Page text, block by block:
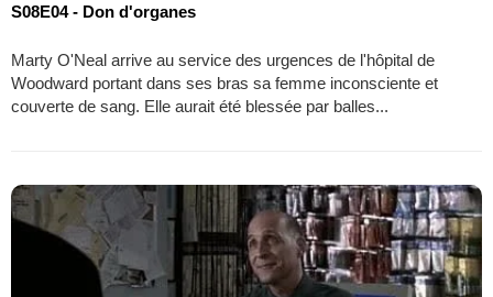
S08E04 - Don d'organes
Marty O'Neal arrive au service des urgences de l'hôpital de
Woodward portant dans ses bras sa femme inconsciente et
couverte de sang. Elle aurait été blessée par balles...